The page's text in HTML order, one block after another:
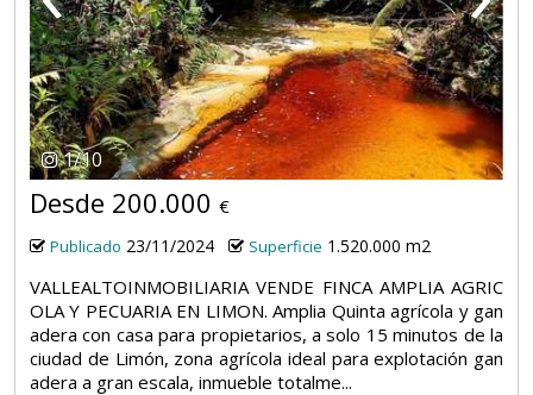
1/10
Desde 200.000 €
Publicado 23/11/2024 Superficie 1.520.000 m2
VALLEALTOINMOBILIARIA VENDE FINCA AMPLIA AGRIC
OLA Y PECUARIA EN LIMON. Amplia Quinta agrícola y gan
adera con casa para propietarios, a solo 15 minutos de la
ciudad de Limón, zona agrícola ideal para explotación gan
adera a gran escala, inmueble totalme...